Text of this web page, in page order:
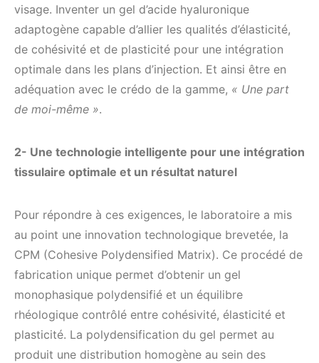
visage. Inventer un gel d’acide hyaluronique
adaptogène capable d’allier les qualités d’élasticité,
de cohésivité et de plasticité pour une intégration
optimale dans les plans d’injection. Et ainsi être en
adéquation avec le crédo de la gamme, « Une part
de moi-même ».
2- Une technologie intelligente pour une intégration
tissulaire optimale et un résultat naturel
Pour répondre à ces exigences, le laboratoire a mis
au point une innovation technologique brevetée, la
CPM (Cohesive Polydensified Matrix). Ce procédé de
fabrication unique permet d’obtenir un gel
monophasique polydensifié et un équilibre
rhéologique contrôlé entre cohésivité, élasticité et
plasticité. La polydensification du gel permet au
produit une distribution homogène au sein des